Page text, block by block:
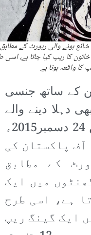
ہونے والی رپورٹ کے مطابق
کا ریپ کیا جاتا ہے،
واقعہ ہوتا ہے
کے ساتھ جنسی
دہلا دینے والے
ہیں۔ دی نیشن اخبار میں 24 دسمبر2015ء
پاکستان کی
کے مطابق
میں ایک
ہے، اسی طرح
ایک گینگ ریپ